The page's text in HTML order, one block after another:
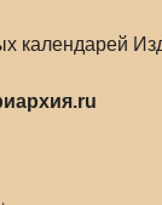
календарей